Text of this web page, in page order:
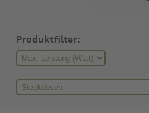
Produktfilter: